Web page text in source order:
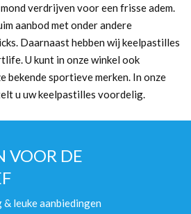
verdrijven voor een frisse adem.
aanbod met onder andere
Daarnaast hebben wij keelpastilles
U kunt in onze winkel ook
bekende sportieve merken. In onze
u uw keelpastilles voordelig.
VOOR DE
leuke aanbiedingen